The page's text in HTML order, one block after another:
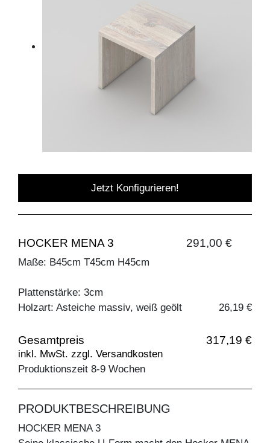
Jetzt Konfigurieren!
HOCKER MENA 3 291,00 €
Maße: B45cm T45cm H45cm
Plattenstärke: 3cm
Holzart: Asteiche massiv, weiß geölt
26,19 €
Gesamtpreis 317,19 €
inkl. MwSt. zzgl. Versandkosten
Produktionszeit 8-9 Wochen
PRODUKTBESCHREIBUNG
HOCKER MENA 3